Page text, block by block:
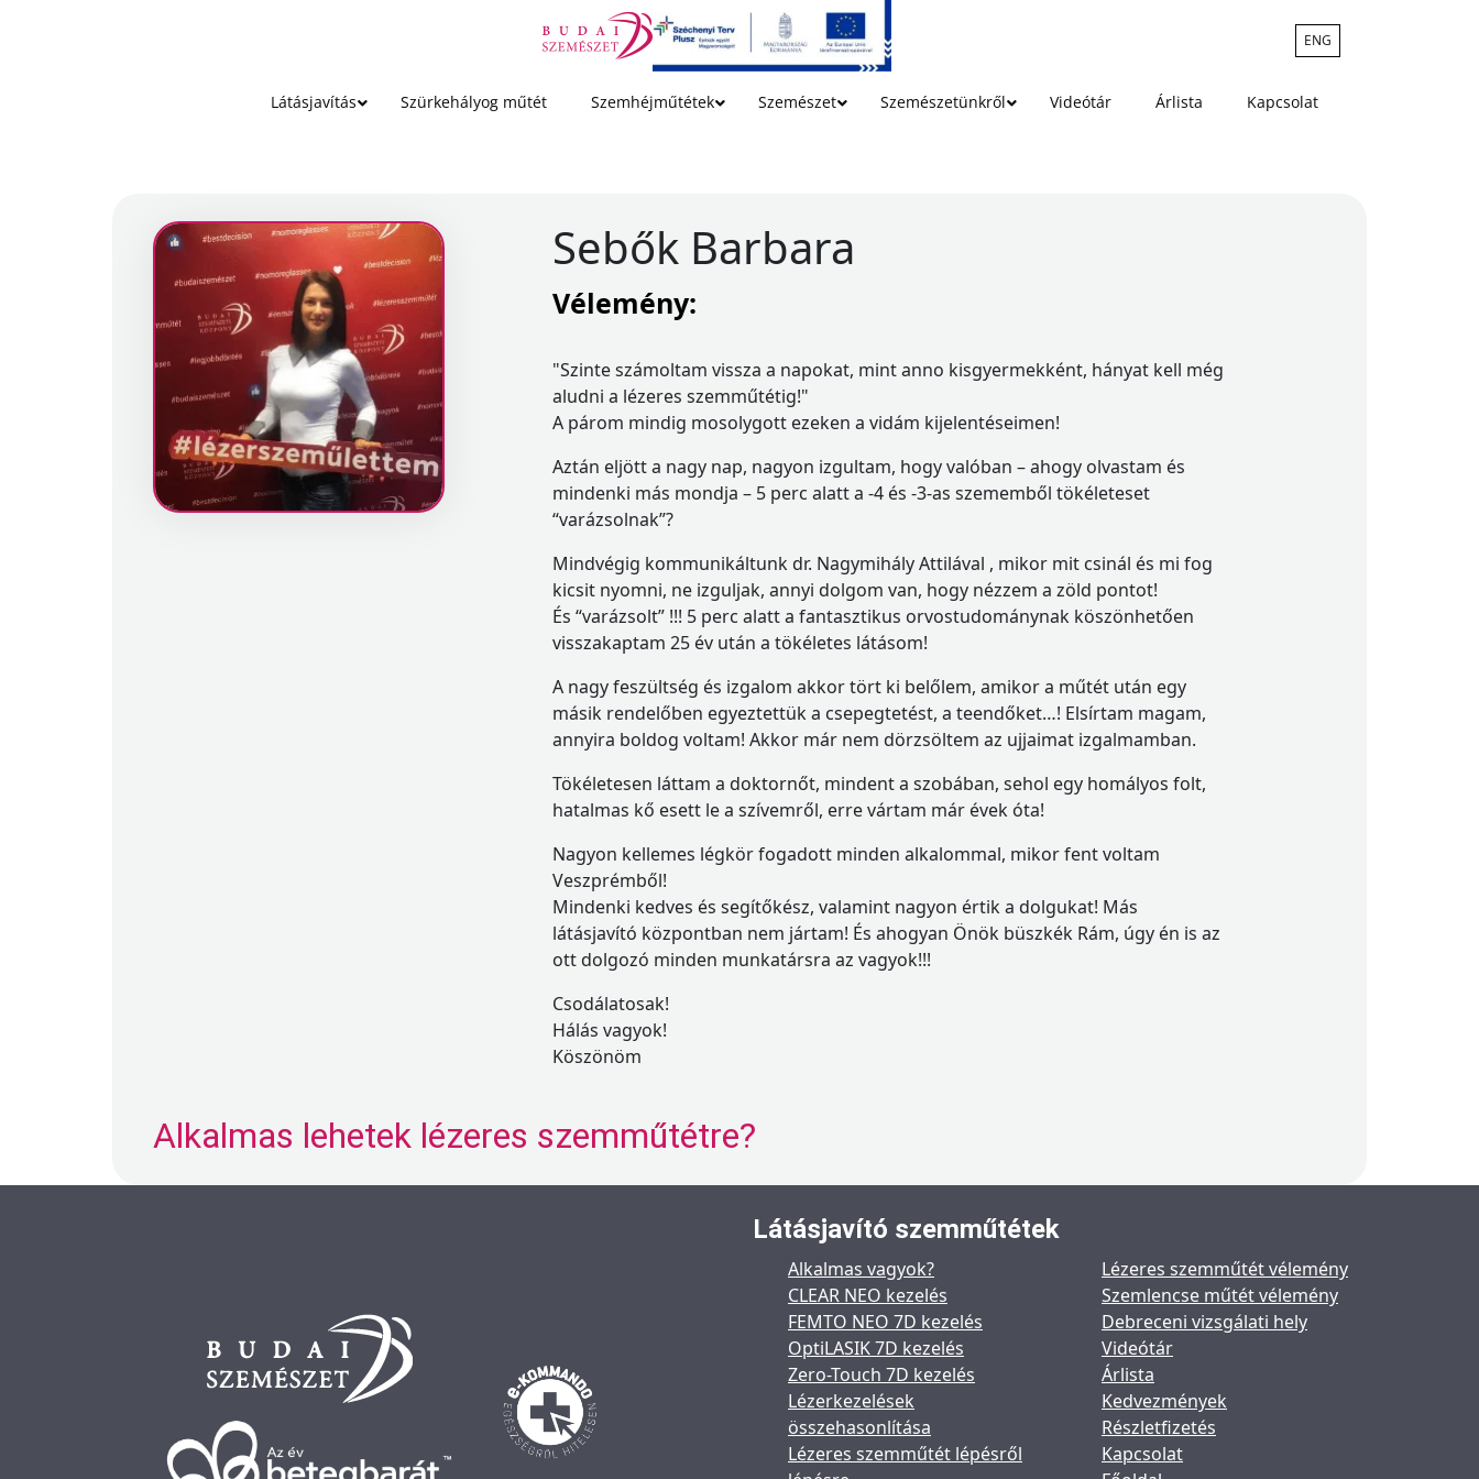
ENG
Látásjavítás Szürkehályog műtét Szemhéjműtétek Szemészet Szemészetünkről Videótár Árlista Kapcsolat
Sebők Barbara
Vélemény:
"Szinte számoltam vissza a napokat, mint anno kisgyermekként, hányat kell még
aludni a lézeres szemműtétig!"
A párom mindig mosolygott ezeken a vidám kijelentéseimen!
Aztán eljött a nagy nap, nagyon izgultam, hogy valóban – ahogy olvastam és
mindenki más mondja – 5 perc alatt a -4 és -3-as szememből tökéleteset
“varázsolnak”?
Mindvégig kommunikáltunk dr. Nagymihály Attilával , mikor mit csinál és mi fog
kicsit nyomni, ne izguljak, annyi dolgom van, hogy nézzem a zöld pontot!
És “varázsolt” !!! 5 perc alatt a fantasztikus orvostudománynak köszönhetően
visszakaptam 25 év után a tökéletes látásom!
A nagy feszültség és izgalom akkor tört ki belőlem, amikor a műtét után egy
másik rendelőben egyeztettük a csepegtetést, a teendőket…! Elsírtam magam,
annyira boldog voltam! Akkor már nem dörzsöltem az ujjaimat izgalmamban.
Tökéletesen láttam a doktornőt, mindent a szobában, sehol egy homályos folt,
hatalmas kő esett le a szívemről, erre vártam már évek óta!
Nagyon kellemes légkör fogadott minden alkalommal, mikor fent voltam
Veszprémből!
Mindenki kedves és segítőkész, valamint nagyon értik a dolgukat! Más
látásjavító központban nem jártam! És ahogyan Önök büszkék Rám, úgy én is az
ott dolgozó minden munkatársra az vagyok!!!
Csodálatosak!
Hálás vagyok!
Köszönöm
Alkalmas lehetek lézeres szemműtétre?
Látásjavító szemműtétek
Alkalmas vagyok?
CLEAR NEO kezelés
FEMTO NEO 7D kezelés
OptiLASIK 7D kezelés
Zero-Touch 7D kezelés
Lézerkezelések
összehasonlítása
Lézeres szemműtét lépésről
Lézeres szemműtét vélemény
Szemlencse műtét vélemény
Debreceni vizsgálati hely
Videótár
Árlista
Kedvezmények
Részletfizetés
Kapcsolat